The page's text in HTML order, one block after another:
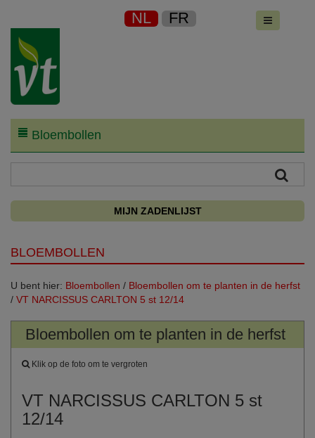
NL FR
Bloembollen
MIJN ZADENLIJST
BLOEMBOLLEN
U bent hier: Bloembollen / Bloembollen om te planten in de herfst
/ VT NARCISSUS CARLTON 5 st 12/14
Bloembollen om te planten in de herfst
Klik op de foto om te vergroten
VT NARCISSUS CARLTON 5 st
12/14